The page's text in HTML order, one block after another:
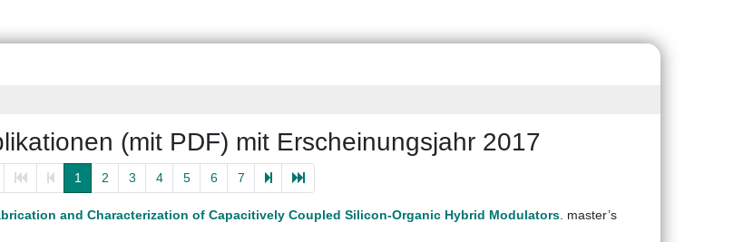
(mit PDF) mit Erscheinungsjahr 2017
1 2 3 4 5 6 7
and Characterization of Capacitively Coupled Silicon-Organic Hybrid Modulators . master’s